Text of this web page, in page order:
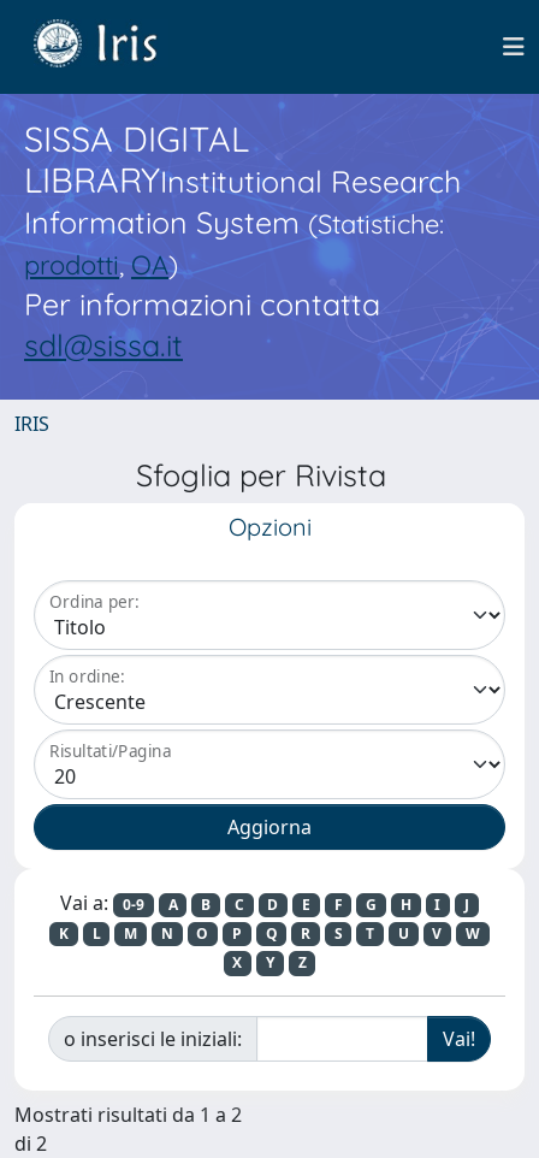
SISSA DIGITAL
LIBRARYInstitutional Research
Information System(Statistiche:
prodotti,OA)
Per informazioni contatta
sdl@sissa.it
IRIS
Sfoglia per Rivista
Opzioni
Ordina per:
In ordine:
Risultati/Pagina
Vai a: 0-9 A B C D E F G H I
J
K
L M N O P Q R S T U V
W
X
Y Z
o inserisci le iniziali:
Mostrati risultati da 1 a 2
di 2